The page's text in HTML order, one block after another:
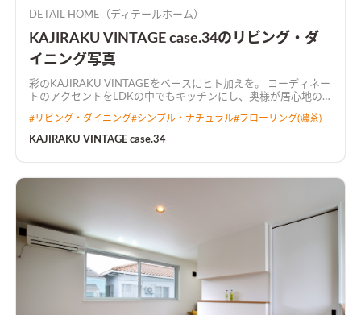
DETAIL HOME（ディテールホーム）
KAJIRAKU VINTAGE case.34のリビング・ダ
イニング写真
彩のKAJIRAKU VINTAGEをベースにヒト加えを。 コーディネー
トのアクセントをLDKの中でもキッチンにし、奥様が居心地の
広々とした空間に仕上がりました。
#リビング・ダイニング#シンプル・ナチュラル#フローリング(濃茶)
KAJIRAKU VINTAGE case.34